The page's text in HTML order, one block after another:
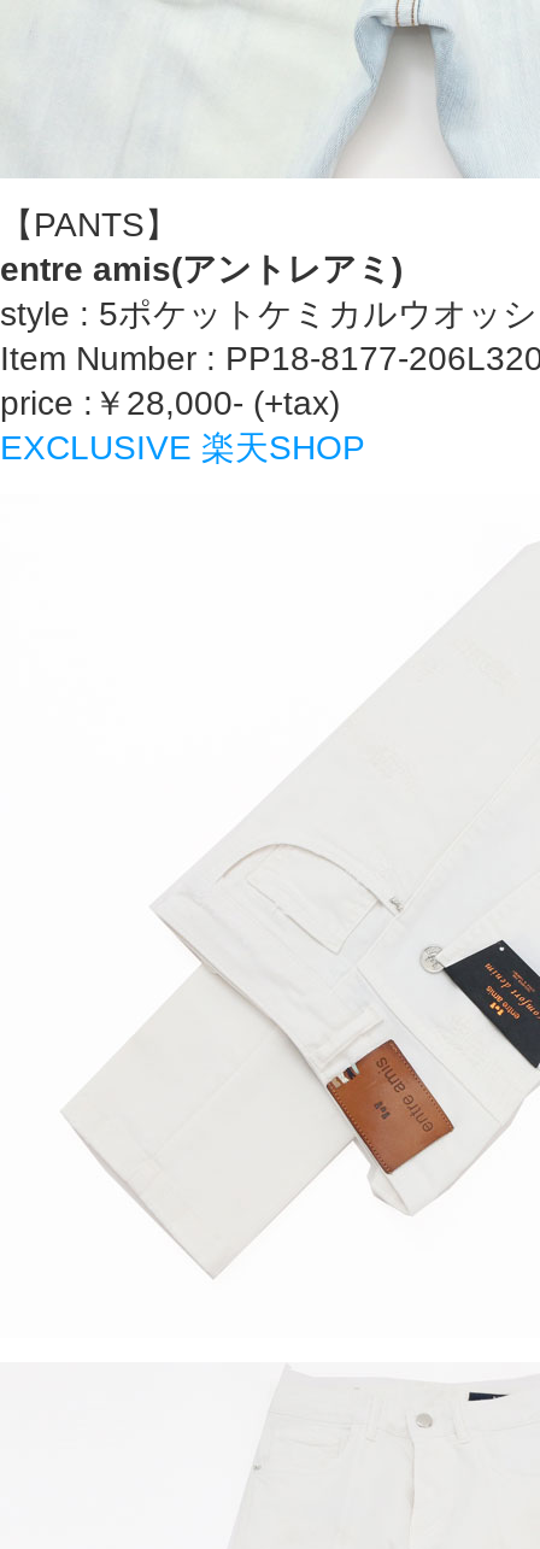
【PANTS】
entre amis(アントレアミ)
style : 5ポケットケミカルウオッ
Item Number : PP18-8177-
price :￥28,000- (+tax)
EXCLUSIVE 楽天SHOP